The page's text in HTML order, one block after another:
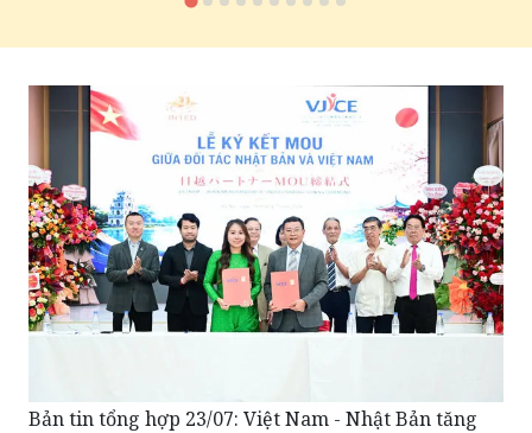
Bản tin tổng hợp 23/07: Việt Nam - Nhật Bản tăng